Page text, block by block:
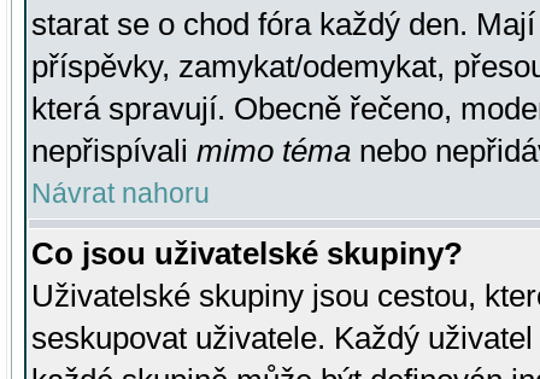
starat se o chod fóra každý den.
příspěvky, zamykat/odemykat,
která spravují. Obecně řečeno,
nepřispívali mimo téma nebo
Návrat nahoru
Co jsou uživatelské skupiny?
Uživatelské skupiny jsou cestou,
seskupovat uživatele. Každý